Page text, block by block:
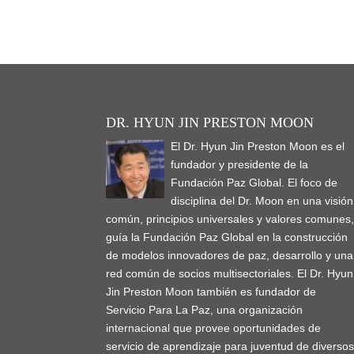
DR. HYUN JIN PRESTON MOON
El Dr. Hyun Jin Preston Moon es el
fundador y presidente de la
Fundación Paz Global. El foco de
disciplina del Dr. Moon en una visión
común, principios universales y valores comunes,
guía la Fundación Paz Global en la construcción
de modelos innovadores de paz, desarrollo y una
red común de socios multisectoriales. El Dr. Hyun
Jin Preston Moon también es fundador de
Servicio Para La Paz, una organización
internacional que provee oportunidades de
servicio de aprendizaje para juventud de diversos